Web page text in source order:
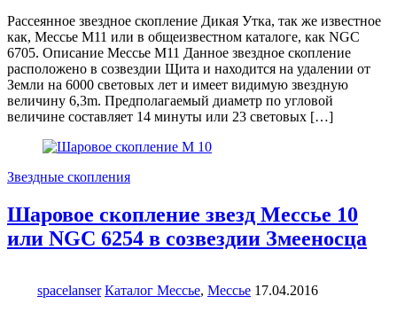
Рассеянное звездное скопление Дикая Утка, так же известное
как, Мессье М11 или в общеизвестном каталоге, как NGC
6705. Описание Мессье М11 Данное звездное скопление
расположено в созвездии Щита и находится на удалении от
Земли на 6000 световых лет и имеет видимую звездную
величину 6,3m. Предполагаемый диаметр по угловой
величине составляет 14 минуты или 23 световых […]
Звездные скопления
Шаровое скопление звезд Мессье 10
или NGC 6254 в созвездии Змееносца
spacelanser Каталог Мессье, Мессье 17.04.2016